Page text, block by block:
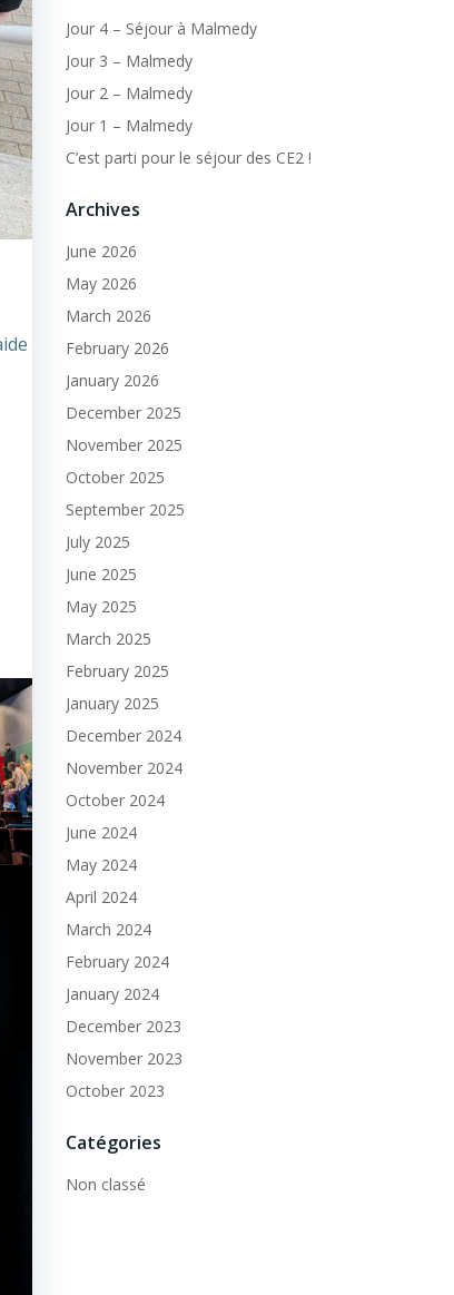
Jour 4 – Séjour à Malmedy
Jour 3 – Malmedy
Jour 2 – Malmedy
Jour 1 – Malmedy
C’est parti pour le séjour des CE2 !
Archives
June 2026
May 2026
March 2026
February 2026
January 2026
December 2025
November 2025
October 2025
September 2025
July 2025
June 2025
May 2025
March 2025
February 2025
January 2025
December 2024
November 2024
October 2024
June 2024
May 2024
April 2024
March 2024
February 2024
January 2024
December 2023
November 2023
October 2023
Catégories
Non classé